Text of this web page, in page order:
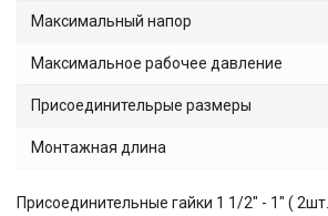
Максимальный напор
Максимальное рабочее давление
Присоединительрые размеры
Монтажная длина
Присоединительные гайки 1 1/2" - 1" (